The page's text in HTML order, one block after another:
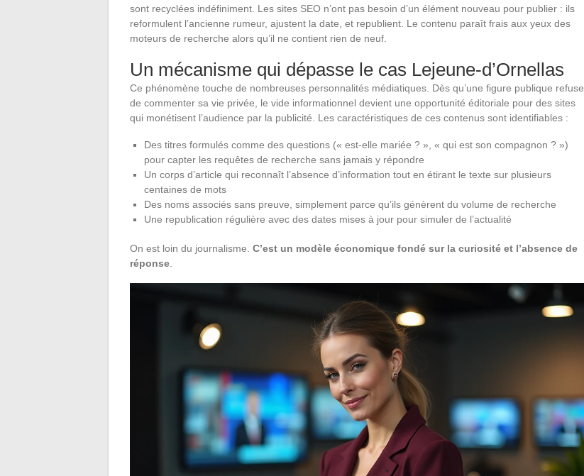
sont recyclées indéfiniment. Les sites SEO n’ont pas besoin d’un élément nouveau pour publier : ils
reformulent l’ancienne rumeur, ajustent la date, et republient. Le contenu paraît frais aux yeux des
moteurs de recherche alors qu’il ne contient rien de neuf.
Un mécanisme qui dépasse le cas Lejeune-d’Ornellas
Ce phénomène touche de nombreuses personnalités médiatiques. Dès qu’une figure publique refuse
de commenter sa vie privée, le vide informationnel devient une opportunité éditoriale pour des sites
qui monétisent l’audience par la publicité. Les caractéristiques de ces contenus sont identifiables :
Des titres formulés comme des questions (« est-elle mariée ? », « qui est son compagnon ? »)
pour capter les requêtes de recherche sans jamais y répondre
Un corps d’article qui reconnaît l’absence d’information tout en étirant le texte sur plusieurs
centaines de mots
Des noms associés sans preuve, simplement parce qu’ils génèrent du volume de recherche
Une republication régulière avec des dates mises à jour pour simuler de l’actualité
On est loin du journalisme. C’est un modèle économique fondé sur la curiosité et l’absence de
réponse.